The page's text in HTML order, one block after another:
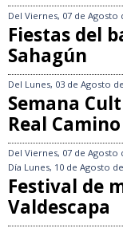
Del Viernes, 07 de Agosto
Fiestas del
Sahagún
Del Lunes, 03 de Agosto
Semana
Real Camino
Del Viernes, 07 de Agosto
Día Lunes, 10 de Agosto
Festival de
Valdescapa